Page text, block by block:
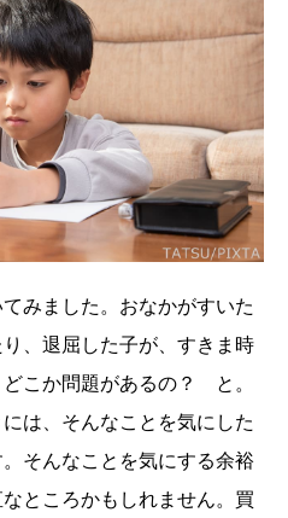
みました。おなかがすいた
、退屈した子が、すきま時
こか問題があるの？ と。
は、そんなことを気にした
そんなことを気にする余裕
ところかもしれません。買